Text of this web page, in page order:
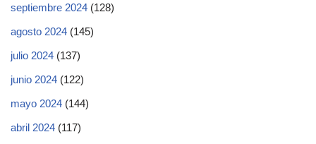
septiembre 2024 (128)
agosto 2024 (145)
julio 2024 (137)
junio 2024 (122)
mayo 2024 (144)
abril 2024 (117)